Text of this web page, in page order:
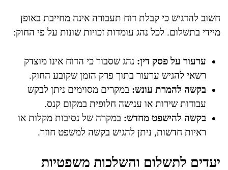
חשוב להדגיש כי קבלת דוח תעבורה אינה מחייבת באופן
מיידי בתשלום. לכל נהג עומדות זכויות שונות על פי החוק:
ערעור על פסק דין: נהג שסבור כי הדוח אינו מוצדק
רשאי להגיש ערעור בתוך פרק הזמן שקובע החוק.
בקשה להמרת עונש: במקרים מסוימים ניתן לבקש
עבודות שירות או ענישה חלופית במקום קנס.
בקשה להישפט מחדש: במקרה של נסיבות מקלות או
ראיות חדשות, ניתן להגיש בקשה למשפט חוזר.
יעדים לתשלום והשלכות משפטיות